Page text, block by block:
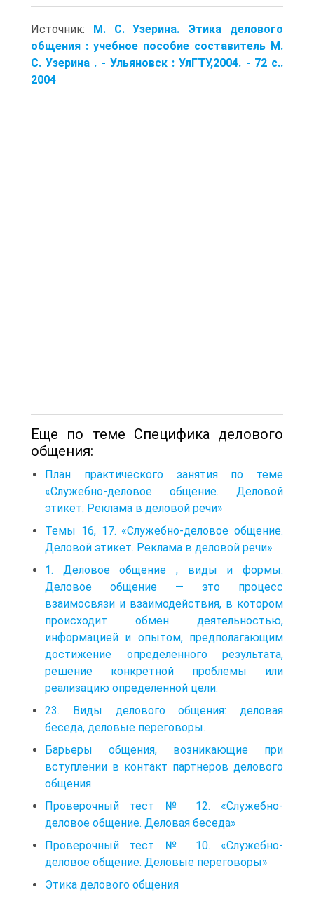
Источник: М. С. Узерина. Этика делового
общения : учебное пособие составитель М.
С. Узерина . - Ульяновск : УлГТУ,2004. - 72 с..
2004
Еще по теме Специфика делового
общения:
План практического занятия по теме
«Служебно-деловое общение. Деловой
этикет. Реклама в деловой речи»
Темы 16, 17. «Служебно-деловое общение.
Деловой этикет. Реклама в деловой речи»
1. Деловое общение , виды и формы.
Деловое общение — это процесс
взаимосвязи и взаимодействия, в котором
происходит обмен деятельностью,
информацией и опытом, предполагающим
достижение определенного результата,
решение конкретной проблемы или
реализацию определенной цели.
23. Виды делового общения: деловая
беседа, деловые переговоры.
Барьеры общения, возникающие при
вступлении в контакт партнеров делового
общения
Проверочный тест № 12. «Служебно-
деловое общение. Деловая беседа»
Проверочный тест № 10. «Служебно-
деловое общение. Деловые переговоры»
Этика делового общения